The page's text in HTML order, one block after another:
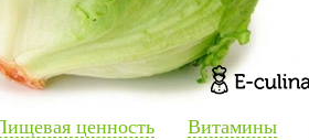
ценность Витамины